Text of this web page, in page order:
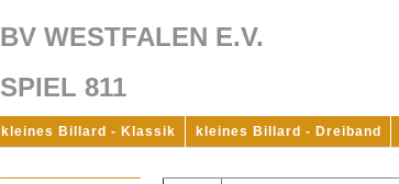
BV WESTFALEN E.V.
SPIEL 811
kleines Billard - Klassik kleines Billard - Dreiband